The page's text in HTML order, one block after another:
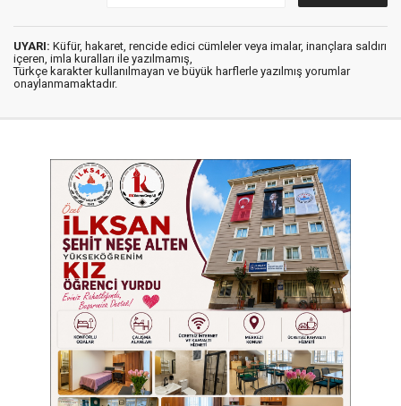
UYARI: Küfür, hakaret, rencide edici cümleler veya imalar, inançlara saldırı
içeren, imla kuralları ile yazılmamış,
Türkçe karakter kullanılmayan ve büyük harflerle yazılmış yorumlar
onaylanmamaktadır.